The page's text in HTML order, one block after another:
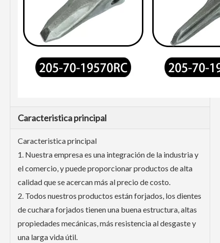
Caracteristica principal
Caracteristica principal
1. Nuestra empresa es una integración de la industria y
el comercio, y puede proporcionar productos de alta
calidad que se acercan más al precio de costo.
2. Todos nuestros productos están forjados, los dientes
de cuchara forjados tienen una buena estructura, altas
propiedades mecánicas, más resistencia al desgaste y
una larga vida útil.